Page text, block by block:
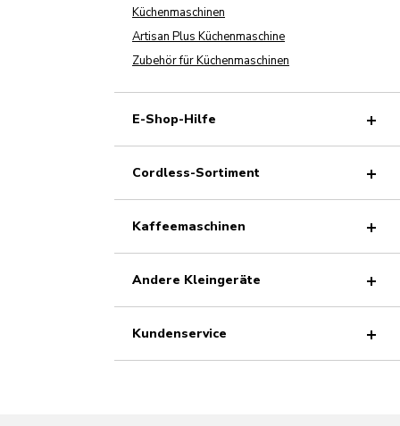
Küchenmaschinen
Artisan Plus Küchenmaschine
Zubehör für Küchenmaschinen
E-Shop-Hilfe
Cordless-Sortiment
Kaffeemaschinen
Andere Kleingeräte
Kundenservice